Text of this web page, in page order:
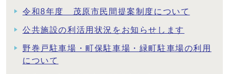
令和8年度 茂原市民間提案制度について
公共施設の利活用状況をお知らせします
野巻戸駐車場・町保駐車場・緑町駐車場の利用
について